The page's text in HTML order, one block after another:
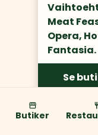
Butiker
Meat
Opera,
Fantasia.
Se